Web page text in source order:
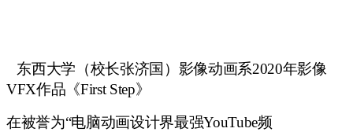
东西大学（校长张济国）影像动画系2020年影像
VFX作品《First Step》
在被誉为“电脑动画设计界最强YouTube频